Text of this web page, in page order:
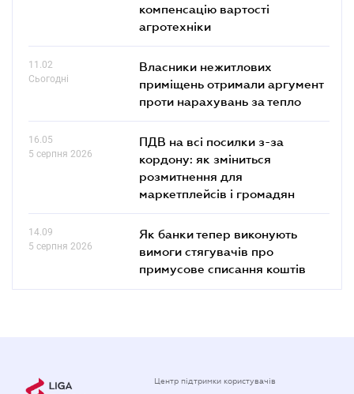
компенсацію вартості
агротехніки
11.02
Сьогодні
Власники нежитлових
приміщень отримали аргумент
проти нарахувань за тепло
16.05
5 серпня 2026
ПДВ на всі посилки з-за
кордону: як зміниться
розмитнення для
маркетплейсів і громадян
14.09
5 серпня 2026
Як банки тепер виконують
вимоги стягувачів про
примусове списання коштів
Центр підтримки користувачів